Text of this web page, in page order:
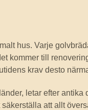
hus. Varje
kommer till
krav desto
letar efter
att allt